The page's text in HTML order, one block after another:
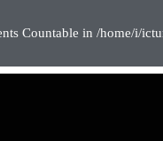
Countable in /home/i/